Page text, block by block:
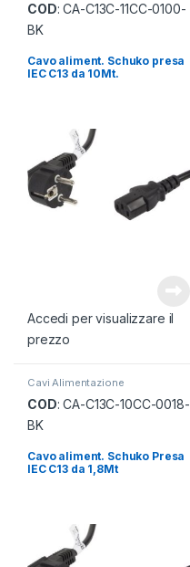
COD: CA-C13C-11CC-0100-
BK
Cavo aliment. Schuko presa
IEC C13 da 10Mt.
Accedi per visualizzare il
prezzo
Cavi Alimentazione
COD: CA-C13C-10CC-0018-
BK
Cavo aliment. Schuko Presa
IEC C13 da 1,8Mt